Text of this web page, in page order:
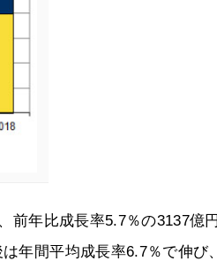
前年比成長率5.7％の3137億
年間平均成長率6.7％で伸び